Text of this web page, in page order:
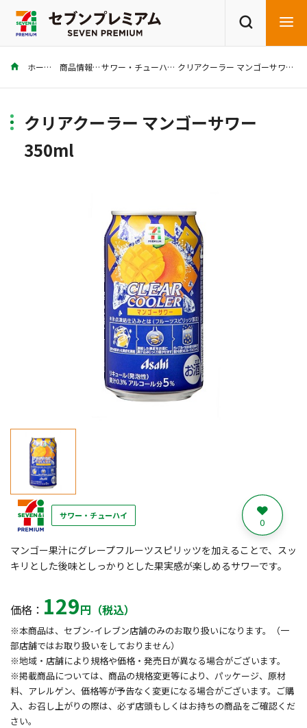
商品を探す レシピを探す
ホーム 商品情報 サワー・チューハイ クリアクーラー マンゴーサワー 350ml
クリアクーラー マンゴーサワー
350ml
サワー・チューハイ 0
マンゴー果汁にグレープフルーツスピリッツを加えることで、スッ
キリとした後味としっかりとした果実感が楽しめるサワーです。
価格： 129円（税込）
※本商品は、セブン-イレブン店舗のみのお取り扱いになります。（一
部店舗ではお取り扱いをしておりません）
※地域・店舗により規格や価格・発売日が異なる場合がございます。
※掲載商品については、商品の規格変更等により、パッケージ、原材
料、アレルゲン、価格等が予告なく変更になる場合がございます。ご購
入、お召し上がりの際は、必ず店頭もしくはお持ちの商品をご確認くだ
さい。